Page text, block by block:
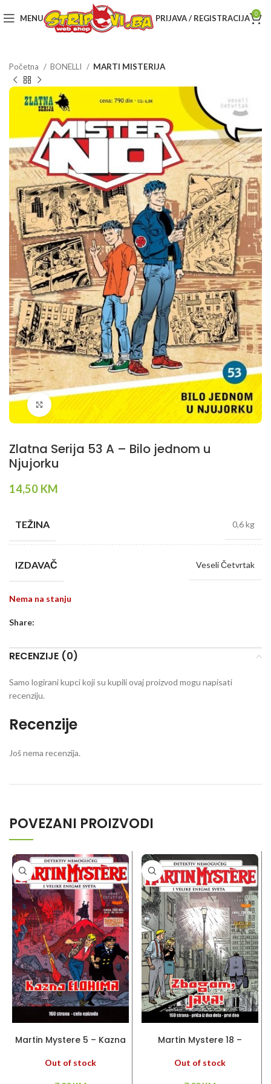
MENU PRIJAVA / REGISTRACIJA 0
Početna BONELLI MARTI MISTERIJA
Zlatna Serija 53 A – Bilo jednom u
Njujorku
14,50 KM
TEŽINA 0,6 kg
IZDAVAČ Veseli Četvrtak
Nema na stanju
Share:
RECENZIJE (0)
Recenzije
Još nema recenzija.
Samo logirani kupci koji su kupili ovaj proizvod mogu napisati
recenziju.
POVEZANI PROIZVODI
Martin Mystere 5 – Kazna
Out of stock
Martin Mystere 18 –
Out of stock